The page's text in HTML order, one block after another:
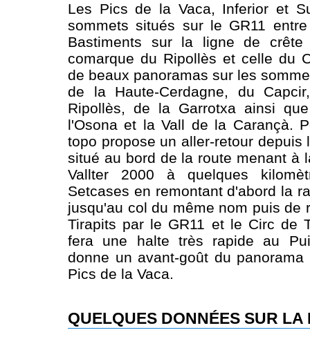
Les Pics de la Vaca, Inferior et
sommets situés sur le GR11
Bastiments sur la ligne de crête
comarque du Ripollès et celle du
de beaux panoramas sur les
de la Haute-Cerdagne, du
Ripollès, de la Garrotxa ainsi
l'Osona et la Vall de la Carançà.
topo propose un aller-retour depuis
situé au bord de la route menant à
Vallter 2000 à quelques
Setcases en remontant d'abord la
jusqu'au col du même nom puis de
Tirapits par le GR11 et le Circ de
fera une halte très rapide au
donne un avant-goût du
Pics de la Vaca.
QUELQUES DONNÉES SUR LA